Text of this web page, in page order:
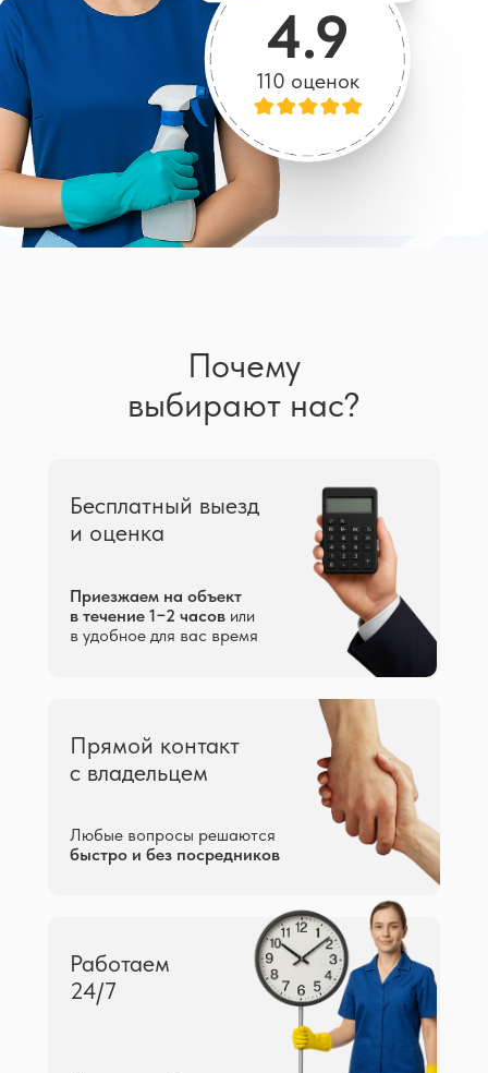
4.9
110 оценок
Работаем
24/7
Любые вопросы решаются
быстро и без посредников
Прямой контакт
с владельцем
Приезжаем на объект
в течение 1−2 часов или
в удобное для вас время
Бесплатный выезд
и оценка
Почему
выбирают нас?